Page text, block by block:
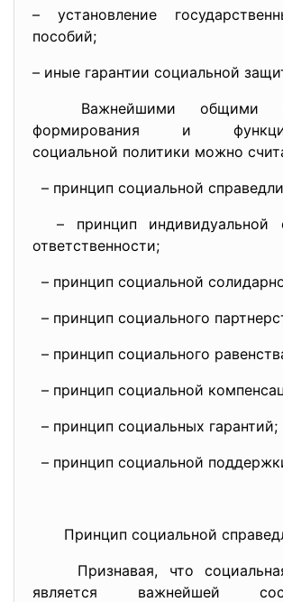
– установление
пособий;
– иные гарантии социальной
Важнейшими общими
формирования и
социальной политики можно
– принцип социальной
– принцип индивидуальной
ответственности;
– принцип социальной
– принцип социального
– принцип социального
– принцип социальной
– принцип социальных гарантий;
– принцип социальной
Принцип социальной
Признавая, что
является важнейшей